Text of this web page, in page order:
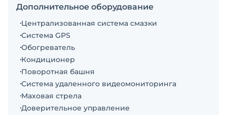
другими опциями. · Год выпуска - 2024. ·
свободного стояния: 57 м (до 110 м) · Вылет стрелы:
Башенный кран 18 тонник в наличии, на складе в
Москве, подготовлен к продаже. Рабочий
температурный режим башенного крана: от -25°C
до +40°C. Возможно арктическое исполнение
крана для эксплуатации при -40°C. Команда
Дополнительное оборудование
Централизованная система смазки
Система GPS
Обогреватель
Кондиционер
Поворотная башня
Система удаленного видеомониторинга
Маховая стрела
Доверительное управление